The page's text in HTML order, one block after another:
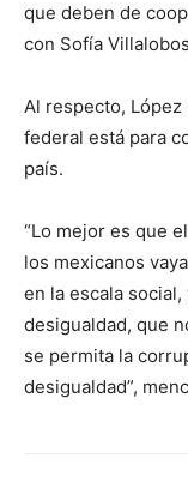
que deben de
con Sofía
Al respecto,
federal está para
país.
“Lo mejor es que
los mexicanos
en la escala
desigualdad, que
se permita la
desigualdad”,